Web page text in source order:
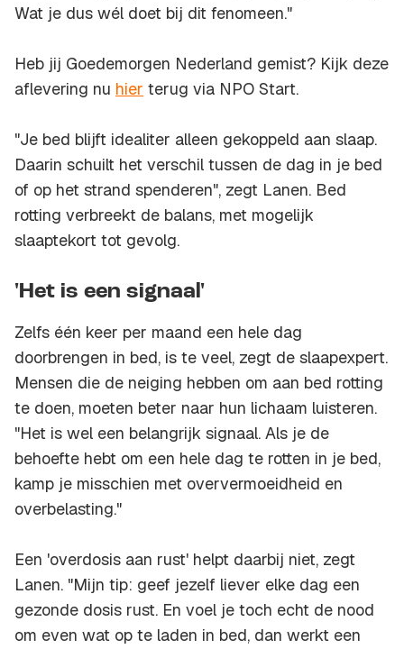
Wat je dus wél doet bij dit fenomeen."
Heb jij Goedemorgen Nederland gemist? Kijk deze
aflevering nu hier terug via NPO Start.
"Je bed blijft idealiter alleen gekoppeld aan slaap.
Daarin schuilt het verschil tussen de dag in je bed
of op het strand spenderen", zegt Lanen. Bed
rotting verbreekt de balans, met mogelijk
slaaptekort tot gevolg.
'Het is een signaal'
Zelfs één keer per maand een hele dag
doorbrengen in bed, is te veel, zegt de slaapexpert.
Mensen die de neiging hebben om aan bed rotting
te doen, moeten beter naar hun lichaam luisteren.
"Het is wel een belangrijk signaal. Als je de
behoefte hebt om een hele dag te rotten in je bed,
kamp je misschien met oververmoeidheid en
overbelasting."
Een 'overdosis aan rust' helpt daarbij niet, zegt
Lanen. "Mijn tip: geef jezelf liever elke dag een
gezonde dosis rust. En voel je toch echt de nood
om even wat op te laden in bed, dan werkt een